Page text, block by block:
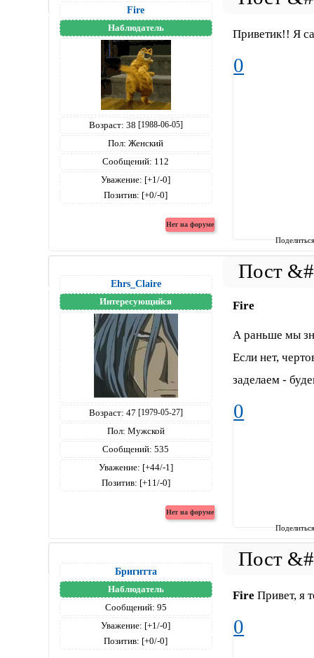
Fire
Наблюдатель
Возраст: 38 [1988-06-05]
Пол: Женский
Сообщений: 112
Уважение: [+1/-0]
Позитив: [+0/-0]
Приветик!! Я
0
Ehrs_Claire
Интересующийся
Возраст: 47 [1979-05-27]
Пол: Мужской
Сообщений: 535
Уважение: [+44/-1]
Позитив: [+11/-0]
Fire
А раньше мы
Если нет,
заделаем -
0
Бригитта
Наблюдатель
Сообщений: 95
Уважение: [+1/-0]
Позитив: [+0/-0]
Fire Привет, я
0